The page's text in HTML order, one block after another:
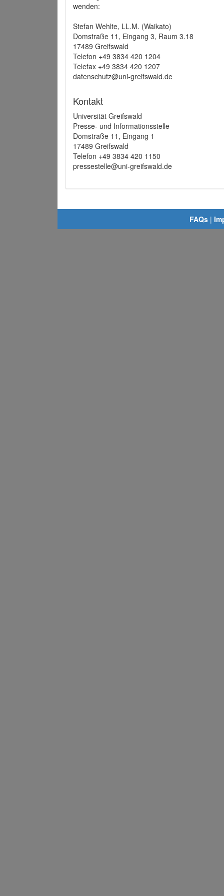
wenden:
Stefan Wehlte, LL.M. (Waikato)
Domstraße 11, Eingang 3, Raum 3.18
17489 Greifswald
Telefon +49 3834 420 1204
Telefax +49 3834 420 1207
datenschutz@uni-greifswald.de
Kontakt
Universität Greifswald
Presse- und Informationsstelle
Domstraße 11, Eingang 1
17489 Greifswald
Telefon +49 3834 420 1150
pressestelle@uni-greifswald.de
FAQs |